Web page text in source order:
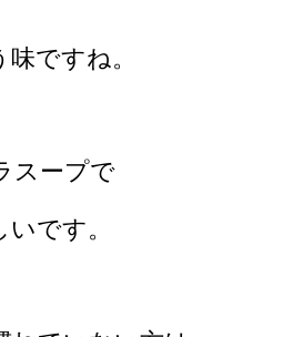
ですね。
スープで
です。